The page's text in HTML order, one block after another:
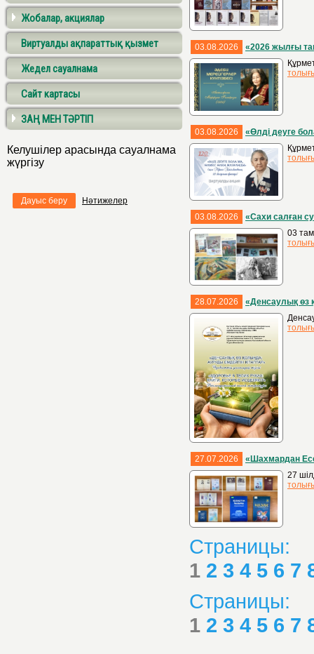
Жобалар, акциялар
Виртуалды ақпараттық қызмет
Жедел сауалнама
Сайт картасы
ЗАҢ МЕН ТӘРТІП
Келушілер арасында сауалнама
жүргізу
Дауыс беру Нәтижелер
03.08.2026
«2026 жылғы
03.08.2026
«Өлді деуге
03.08.2026
«Сахи салған
03
28.07.2026
«Денсаулық өз
27.07.2026
«Шахмардан
27
Страницы:
1 2 3 4 5 6 7
Страницы:
1 2 3 4 5 6 7